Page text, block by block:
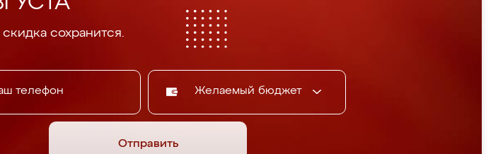
сохранится.
Желаемый бюджет
Отправить